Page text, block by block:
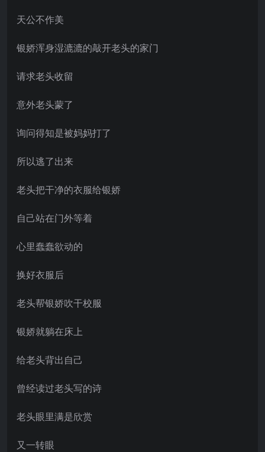
天公不作美
银娇浑身湿漉漉的敲开老头的家门
请求老头收留
意外老头蒙了
询问得知是被妈妈打了
所以逃了出来
老头把干净的衣服给银娇
自己站在门外等着
心里蠢蠢欲动的
换好衣服后
老头帮银娇吹干校服
银娇就躺在床上
给老头背出自己
曾经读过老头写的诗
老头眼里满是欣赏
又一转眼